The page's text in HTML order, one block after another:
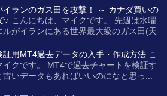
イランのガス田を攻撃！ ～ カナダ買いの
♪ こんにちは、マイクです。 先週は水曜
ルがイランにある世界最大級のガス田(天
証用MT4過去データの入手・作成方法 こ
イクです。 MT4で過去チャートを検証す
古いデータもあればいいのになと思っ...